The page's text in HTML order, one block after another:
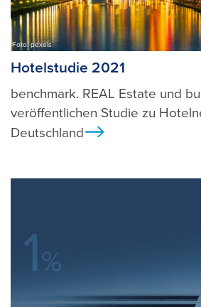
Foto: pexels
Hotelstudie 2021
benchmark. REAL Estate und
veröffentlichen Studie zu
Deutschland